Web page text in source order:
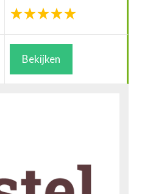
Bekijken